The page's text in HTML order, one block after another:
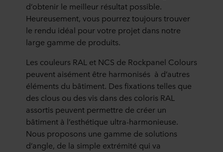
d’obtenir le meilleur résultat possible.
Heureusement, vous pourrez toujours trouver
le rendu idéal pour votre projet dans notre
large gamme de produits.
Les couleurs RAL et NCS de Rockpanel Colours
peuvent aisément être harmonisés à d’autres
éléments du bâtiment. Des fixations telles que
des clous ou des vis dans des coloris RAL
assortis peuvent permettre de créer un
bâtiment à l’esthétique ultra-harmonieuse.
Nous proposons une gamme de solutions
d’angle, de la simple extrémité qui va